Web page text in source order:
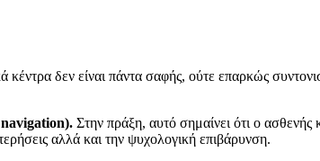
δεν είναι πάντα σαφής, ούτε επαρκώς
Στην πράξη, αυτό σημαίνει ότι ο ασθενής
αλλά και την ψυχολογική επιβάρυνση.